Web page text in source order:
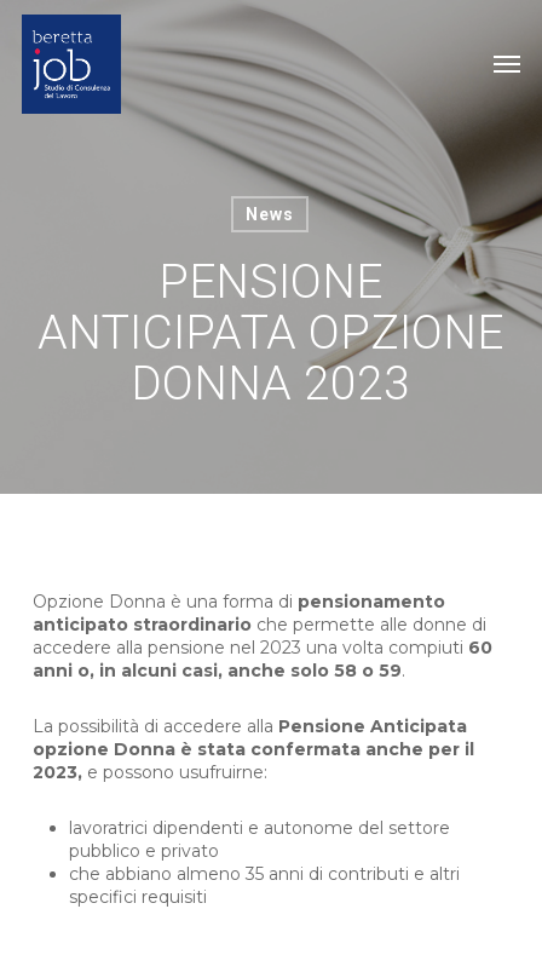
Skip
main
content
News
PENSIONE
ANTICIPATA OPZIONE
DONNA 2023
Opzione Donna è una forma di pensionamento
anticipato straordinarioche permette alle donne di
accedere alla pensione nel 2023 una volta compiuti 60
anni o, in alcuni casi, anche solo 58 o 59.
La possibilità di accedere alla Pensione Anticipata
opzione Donna è stata confermata anche per il
2023, e possono usufruirne:
lavoratrici dipendenti e autonome del settore
pubblico e privato
che abbiano almeno 35 anni di contributi e altri
specifici requisiti